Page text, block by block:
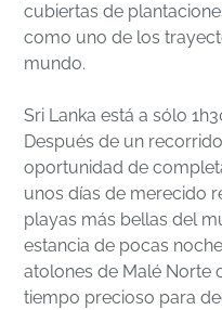
cubiertas de
como uno de los
mundo.
Sri Lanka está a sólo
Después de un
oportunidad de
unos días de merecido
playas más bellas del
estancia de pocas
atolones de Malé Norte
tiempo precioso para